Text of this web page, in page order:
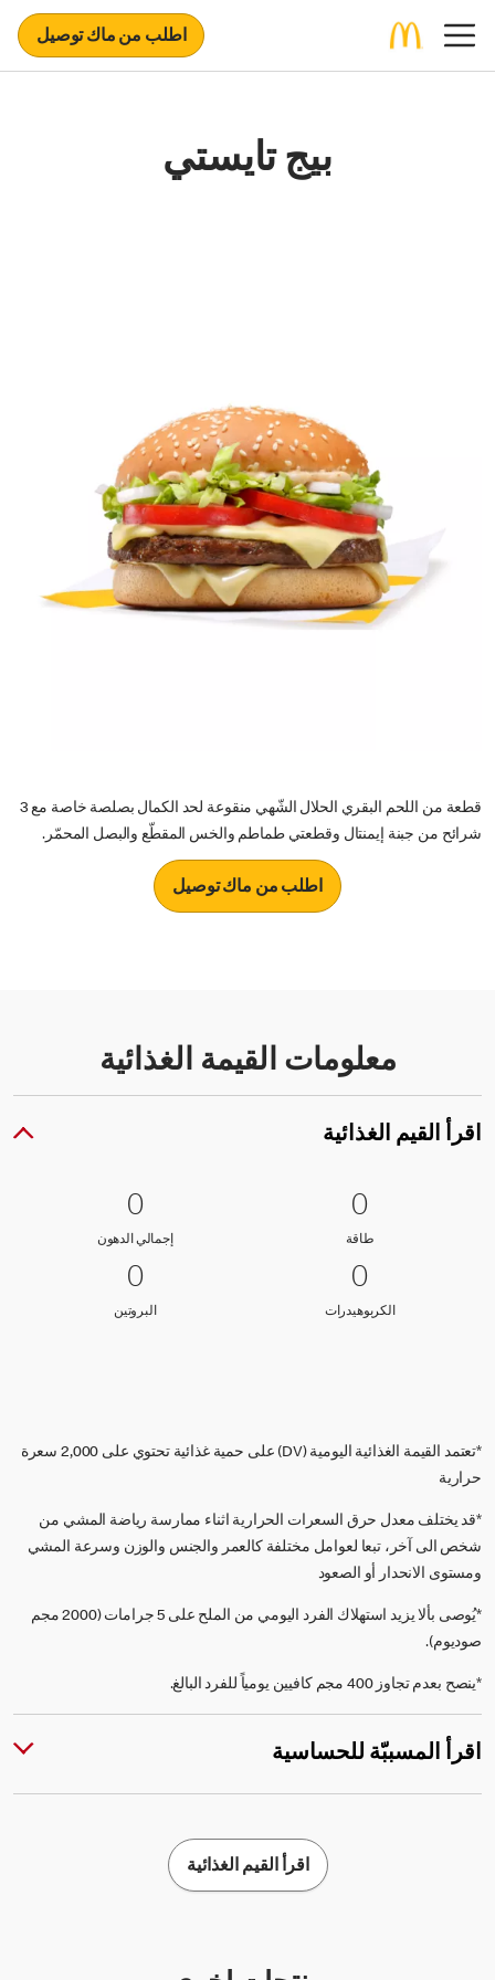
اطلب من ماك توصيل
بيج تايستي
قطعة من اللحم البقري الحلال الشّهي منقوعة لحد الكمال بصلصة خاصة مع 3
شرائح من جبنة إيمنتال وقطعتي طماطم والخس المقطّع والبصل المحمّر.
اطلب من ماك توصيل
معلومات القيمة الغذائية
اقرأ القيم الغذائية
0 طاقة
0
0
طاقةطاقة
0 إجمالي الدهون
0
إجمالي الدهونإجمالي الدهون
0 الكربوهيدرات
0
0
الكربوهيدراتالكربوهيدرات
0 البروتين
0
البروتين
*تعتمد القيمة الغذائية اليومية (DV) على حمية غذائية تحتوي على 2,000 سعرة
حرارية
*قد يختلف معدل حرق السعرات الحرارية اثناء ممارسة رياضة المشي من
شخص الى آخر، تبعا لعوامل مختلفة كالعمر والجنس والوزن وسرعة المشي
ومستوى الانحدار أو الصعود
*يُوصى بألا يزيد استهلاك الفرد اليومي من الملح على 5 جرامات (2000 مجم
صوديوم).
*ينصح بعدم تجاوز 400 مجم كافيين يومياً للفرد البالغ.
اقرأ المسببّة للحساسية
اقرأ القيم الغذائية